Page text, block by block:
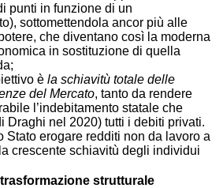
punti in funzione di un
sottomettendola ancor più alle
che diventano così la moderna
in sostituzione di quella
è la schiavitù totale delle
del Mercato, tanto da rendere
l’indebitamento statale che
Draghi nel 2020) tutti i debiti privati.
Stato erogare redditi non da lavoro a
crescente schiavitù degli individui
strutturale